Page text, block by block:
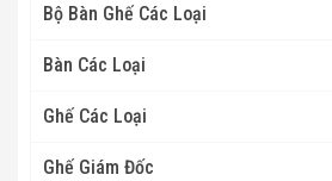
Bộ Bàn Ghế Các Loại
Bàn Các Loại
Ghế Các Loại
Ghế Giám Đốc